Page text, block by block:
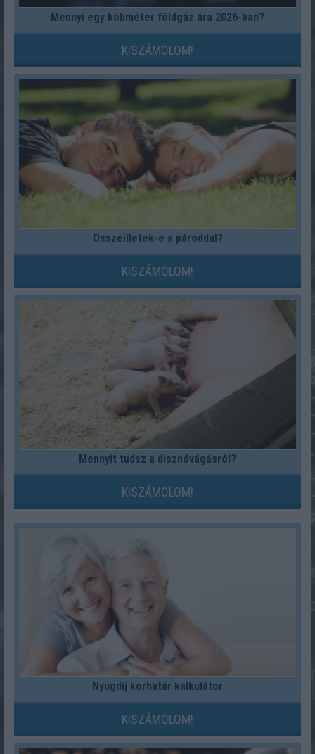
Mennyi egy köbméter földgáz ára 2026-ban?
KISZÁMOLOM!
Összeilletek-e a pároddal?
KISZÁMOLOM!
Mennyit tudsz a disznóvágásról?
KISZÁMOLOM!
Nyugdíj korhatár kalkulátor
KISZÁMOLOM!